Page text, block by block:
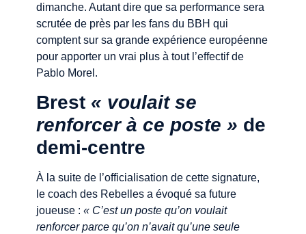
dimanche. Autant dire que sa performance sera
scrutée de près par les fans du BBH qui
comptent sur sa grande expérience européenne
pour apporter un vrai plus à tout l’effectif de
Pablo Morel.
Brest « voulait se
renforcer à ce poste » de
demi-centre
À la suite de l’officialisation de cette signature,
le coach des Rebelles a évoqué sa future
joueuse : « C’est un poste qu’on voulait
renforcer parce qu’on n’avait qu’une seule